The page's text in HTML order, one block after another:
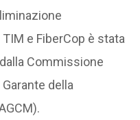
e FiberCop è stata
Commissione
della